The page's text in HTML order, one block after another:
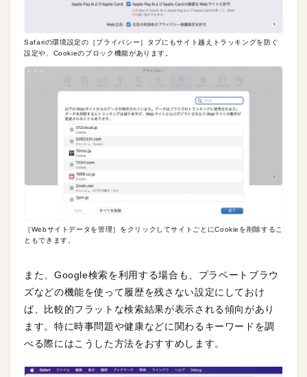
Safariの環境設定の［プライバシー］タブにもサイト越えトラッキングを防ぐ
設定や、Cookieのブロック機能があります。
［Webサイトデータを管理］をクリックしてサイトごとにCookieを削除するこ
ともできます。
また、Google検索を利用する場合も、プラベートブラウ
ズなどの機能を使って履歴を残さない設定にしておけ
ば、比較的フラットな検索結果が表示される傾向があり
ます。特に時事問題や健康などに関わるキーワードを調
べる際にはこうした方法をおすすめします。